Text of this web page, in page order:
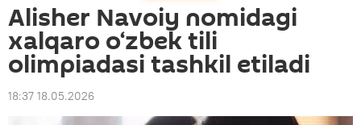
Alisher Navoiy nomidagi
xalqaro o‘zbek tili
olimpiadasi tashkil etiladi
18:37 18.05.2026